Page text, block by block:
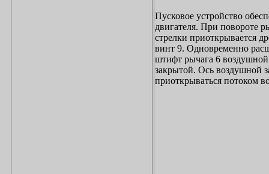
Пусковое устройство
двигателя. При повороте
стрелки приоткрывается
винт 9. Одновременно
штифт рычага 6 воздушной
закрытой. Ось воздушной
приоткрываться потоком